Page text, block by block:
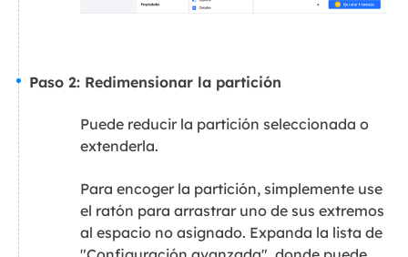
Paso 2: Redimensionar la partición
Puede reducir la partición seleccionada o
extenderla.
Para encoger la partición, simplemente use
el ratón para arrastrar uno de sus extremos
al espacio no asignado. Expanda la lista de